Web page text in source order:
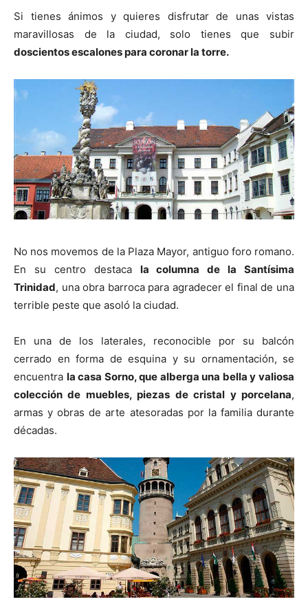
Si tienes ánimos y quieres disfrutar de unas vistas
maravillosas de la ciudad, solo tienes que subir
doscientos escalones para coronar la torre.
No nos movemos de la Plaza Mayor, antiguo foro romano.
En su centro destaca la columna de la Santísima
Trinidad, una obra barroca para agradecer el final de una
terrible peste que asoló la ciudad.
En una de los laterales, reconocible por su balcón
cerrado en forma de esquina y su ornamentación, se
encuentra la casa Sorno, que alberga una bella y valiosa
colección de muebles, piezas de cristal y porcelana,
armas y obras de arte atesoradas por la familia durante
décadas.